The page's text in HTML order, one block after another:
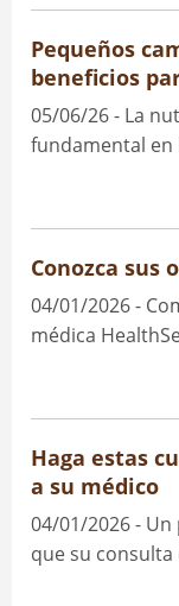
dar soporte a
general al
pueden ayudar!
Pequeños
beneficios
05/06/26 - La
fundamental en
pequeños
puede tener un
Conozca sus
04/01/2026 -
médica
acudir puede
pague.
Haga estas
a su médico
04/01/2026 -
que su consulta